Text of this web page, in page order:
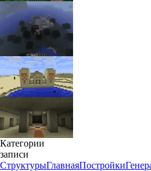
Категории
записи
СтруктурыГлавнаяПостройки